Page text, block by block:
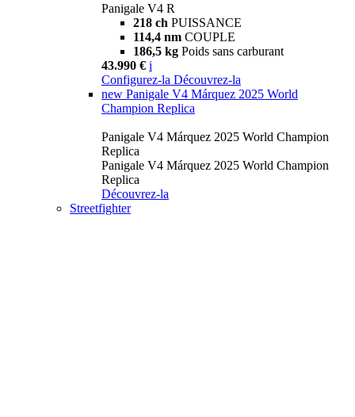
Panigale V4 R
218 ch PUISSANCE
114,4 nm COUPLE
186,5 kg Poids sans carburant
43.990 € i
Configurez-la Découvrez-la
new Panigale V4 Márquez 2025 World
Champion Replica
Panigale V4 Márquez 2025 World Champion
Replica
Panigale V4 Márquez 2025 World Champion
Replica
Découvrez-la
Streetfighter